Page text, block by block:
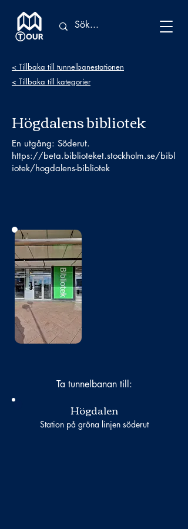
< Tillbaka till tunnelbanestationen
< Tillbaka till kategorier
Högdalens bibliotek
En utgång: Söderut.
https://beta.biblioteket.stockholm.se/bibl
iotek/hogdalens-bibliotek
Bild
saknas
Ta tunnelbanan till:
Högdalen
Station på gröna linjen söderut